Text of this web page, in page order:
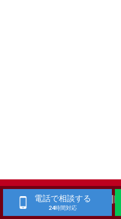
電話で相談する
24時間対応